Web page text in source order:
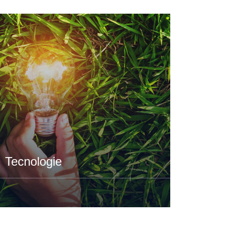
Tecnologie